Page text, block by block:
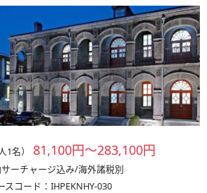
名） 81,100円～283,100円
ーチャージ込み/海外諸税別
スコード：IHPEKNHY-030